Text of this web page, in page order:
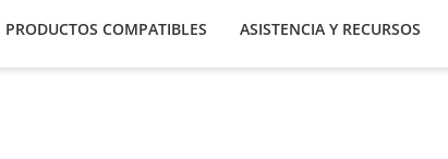
PRODUCTOS COMPATIBLES ASISTENCIA Y RECURSOS